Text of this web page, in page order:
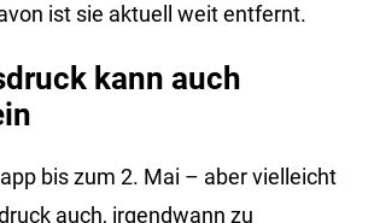
ist sie aktuell weit entfernt.
kann auch
bis zum 2. Mai – aber vielleicht
auch, irgendwann zu